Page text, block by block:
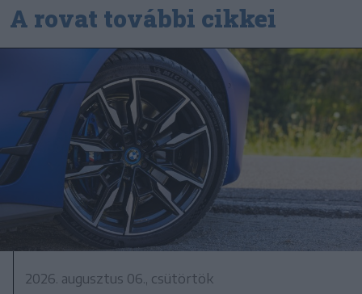
A rovat további cikkei
2026. augusztus 06., csütörtök